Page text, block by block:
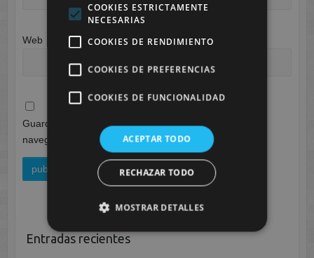
Web
Guarda mi nombre, correo electrónico y web en este
navegador para la próxima vez que comente.
Entradas recientes
COOKIES ESTRICTAMENTE
NECESARIAS
COOKIES DE RENDIMIENTO
COOKIES DE PREFERENCIAS
COOKIES DE FUNCIONALIDAD
ACEPTAR TODO
RECHAZAR TODO
MOSTRAR DETALLES